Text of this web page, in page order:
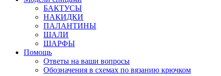
БАКТУСЫ
НАКИДКИ
ПАЛАНТИНЫ
ШАЛИ
ШАРФЫ
Помощь
Ответы на ваши вопросы
Обозначения в схемах по вязанию крючком